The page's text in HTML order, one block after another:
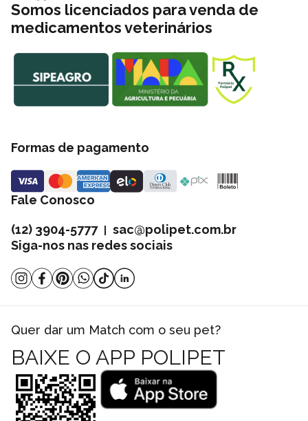
Somos licenciados para venda de
medicamentos veterinários
Formas de pagamento
Fale Conosco
(12) 3904-5777| sac@polipet.com.br
Siga-nos nas redes sociais
Quer dar um Match com o seu pet?
BAIXE O APP POLIPET